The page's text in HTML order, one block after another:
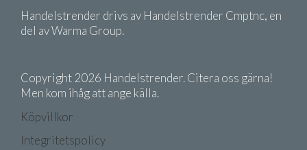
Handelstrender drivs av Handelstrender Cmptnc, en
del av Warma Group.
Copyright 2026 Handelstrender. Citera oss gärna!
Men kom ihåg att ange källa.
Köpvillkor
Integritetspolicy